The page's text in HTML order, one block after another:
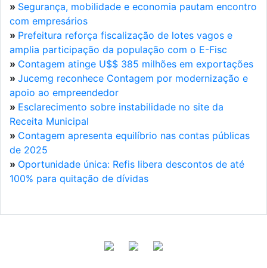
» Segurança, mobilidade e economia pautam encontro
com empresários
» Prefeitura reforça fiscalização de lotes vagos e
amplia participação da população com o E-Fisc
» Contagem atinge U$$ 385 milhões em exportações
» Jucemg reconhece Contagem por modernização e
apoio ao empreendedor
» Esclarecimento sobre instabilidade no site da
Receita Municipal
» Contagem apresenta equilíbrio nas contas públicas
de 2025
» Oportunidade única: Refis libera descontos de até
100% para quitação de dívidas